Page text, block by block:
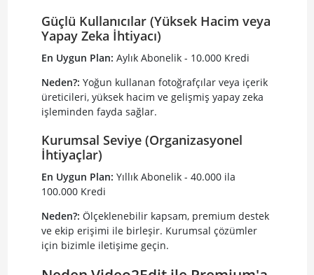
Güçlü Kullanıcılar (Yüksek Hacim veya
Yapay Zeka İhtiyacı)
En Uygun Plan: Aylık Abonelik - 10.000 Kredi
Neden?: Yoğun kullanan fotoğrafçılar veya içerik
üreticileri, yüksek hacim ve gelişmiş yapay zeka
işleminden fayda sağlar.
Kurumsal Seviye (Organizasyonel
İhtiyaçlar)
En Uygun Plan: Yıllık Abonelik - 40.000 ila
100.000 Kredi
Neden?: Ölçeklenebilir kapsam, premium destek
ve ekip erişimi ile birleşir. Kurumsal çözümler
için bizimle iletişime geçin.